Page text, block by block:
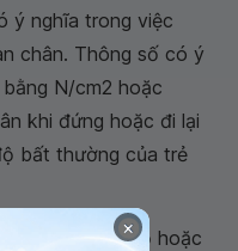
ý nghĩa trong việc
chân. Thông số có ý
N/cm2 hoặc
khi đứng hoặc đi lại
bất thường của trẻ
khi đứng 1 chỗ hoặc
×